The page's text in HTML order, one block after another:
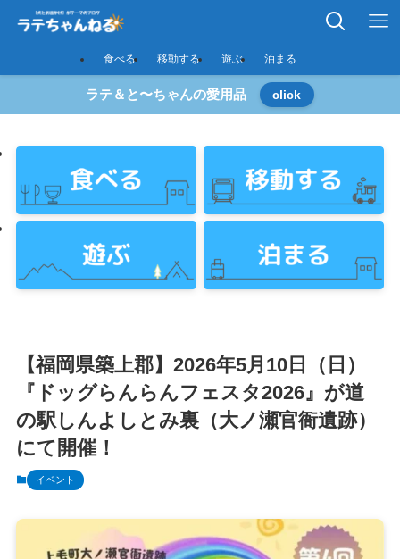
食べる 移動する 遊ぶ 泊まる
ラテ＆と〜ちゃんの愛用品 click
【福岡県築上郡】2026年5月10日（日）
『ドッグらんらんフェスタ2026』が道
の駅しんよしとみ裏（大ノ瀬官衙遺跡）
にて開催！
イベント